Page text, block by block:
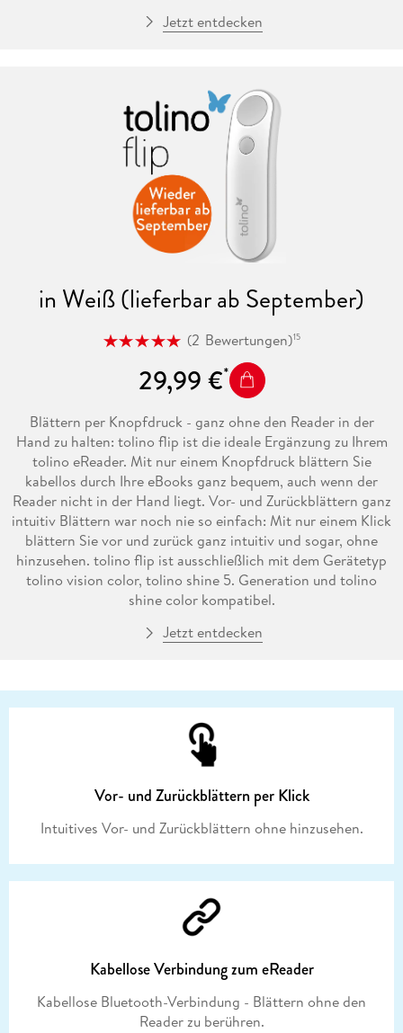
Jetzt entdecken
in Weiß (lieferbar ab September)
(2 Bewertungen)15
29,99 €
Blättern per Knopfdruck - ganz ohne den Reader in der
Hand zu halten: tolino flip ist die ideale Ergänzung zu Ihrem
tolino eReader. Mit nur einem Knopfdruck blättern Sie
kabellos durch Ihre eBooks ganz bequem, auch wenn der
Reader nicht in der Hand liegt. Vor- und Zurückblättern ganz
intuitiv Blättern war noch nie so einfach: Mit nur einem Klick
blättern Sie vor und zurück ganz intuitiv und sogar, ohne
hinzusehen. tolino flip ist ausschließlich mit dem Gerätetyp
tolino vision color, tolino shine 5. Generation und tolino
shine color kompatibel.
Jetzt entdecken
Vor- und Zurückblättern per Klick
Intuitives Vor- und Zurückblättern ohne hinzusehen.
Kabellose Verbindung zum eReader
Kabellose Bluetooth-Verbindung - Blättern ohne den
Reader zu berühren.